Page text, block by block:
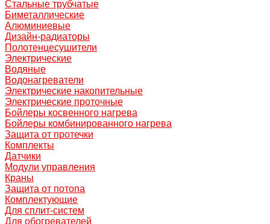
Стальные трубчатые
Биметаллические
Алюминиевые
Дизайн-радиаторы
Полотенцесушители
Электрические
Водяные
Водонагреватели
Электрические накопительные
Электрические проточные
Бойлеры косвенного нагрева
Бойлеры комбинированного нагрева
Защита от протечки
Комплекты
Датчики
Модули управления
Краны
Защита от потопа
Комплектующие
Для сплит-систем
Для обогревателей